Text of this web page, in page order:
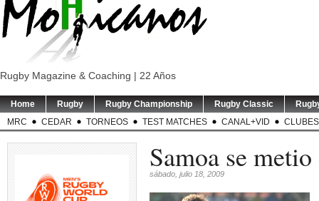
Rugby Magazine & Coaching | 22 Años
Home Rugby Rugby Championship Rugby Classic
MRC
CEDAR TORNEOS TEST MATCHES CANAL+VID CLUBES
Samoa se
sábado, julio 18, 2009